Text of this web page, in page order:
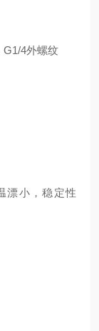
G1/4外螺纹
漂小，稳定性